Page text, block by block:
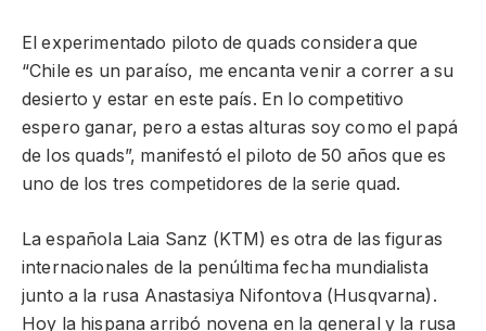
El experimentado piloto de quads considera que
“Chile es un paraíso, me encanta venir a correr a su
desierto y estar en este país. En lo competitivo
espero ganar, pero a estas alturas soy como el papá
de los quads”, manifestó el piloto de 50 años que es
uno de los tres competidores de la serie quad.
La española Laia Sanz (KTM) es otra de las figuras
internacionales de la penúltima fecha mundialista
junto a la rusa Anastasiya Nifontova (Husqvarna).
Hoy la hispana arribó novena en la general y la rusa